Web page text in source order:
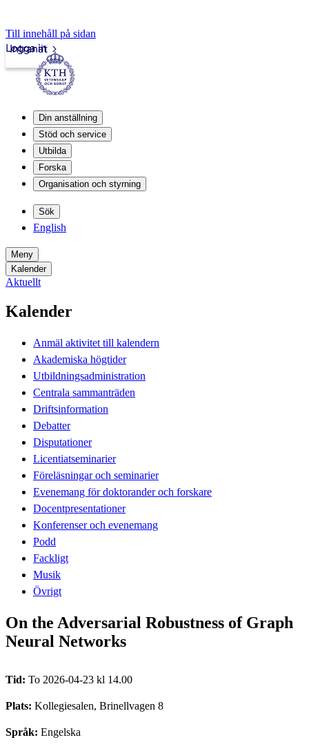
Till innehåll på sidan
Intranät
Logga in
Din anställning
Stöd och service
Utbilda
Forska
Organisation och styrning
Sök
English
Meny
Kalender
Aktuellt
Kalender
Anmäl aktivitet till kalendern
Akademiska högtider
Utbildningsadministration
Centrala sammanträden
Driftsinformation
Debatter
Disputationer
Licentiatseminarier
Föreläsningar och seminarier
Evenemang för doktorander och forskare
Docentpresentationer
Konferenser och evenemang
Podd
Fackligt
Musik
Övrigt
On the Adversarial Robustness of Graph
Neural Networks
Tid: To 2026-04-23 kl 14.00
Plats: Kollegiesalen, Brinellvagen 8
Språk: Engelska